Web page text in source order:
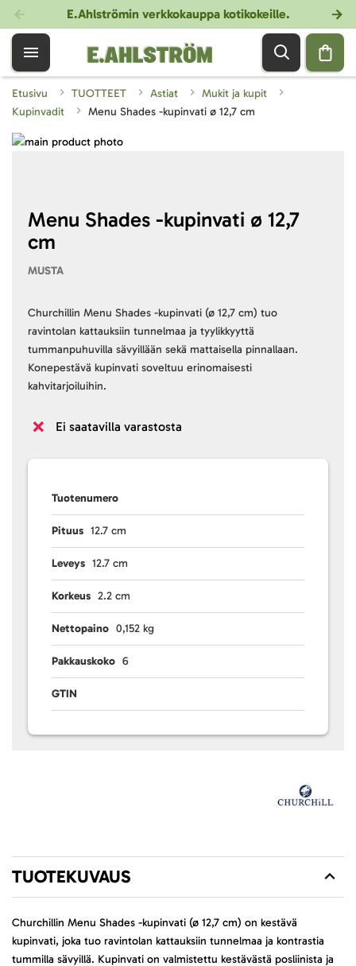
E.Ahlströmin verkkokauppa kotikokeille.
Etusivu TUOTTEET Astiat
Mukit ja kupit
Kupinvadit
Menu Shades -kupinvati ø 12,7 cm
Menu Shades -kupinvati ø 12,7
cm
MUSTA
Churchillin Menu Shades -kupinvati (ø 12,7 cm) tuo
ravintolan kattauksiin tunnelmaa ja tyylikkyyttä
tummanpuhuvilla sävyillään sekä mattaisella pinnallaan.
Konepestävä kupinvati soveltuu erinomaisesti
kahvitarjoiluihin.
Ei saatavilla varastosta
Tuotenumero
Pituus 12.7 cm
Leveys 12.7 cm
Korkeus 2.2 cm
Nettopaino 0,152 kg
Pakkauskoko 6
GTIN
Skip
images
gallery
beginning
images
TUOTEKUVAUS
Churchillin Menu Shades -kupinvati (ø 12,7 cm) on kestävä
kupinvati, joka tuo ravintolan kattauksiin tunnelmaa ja kontrastia
tummilla sävyillä. Kupinvati on valmistettu kestävästä posliinista ja